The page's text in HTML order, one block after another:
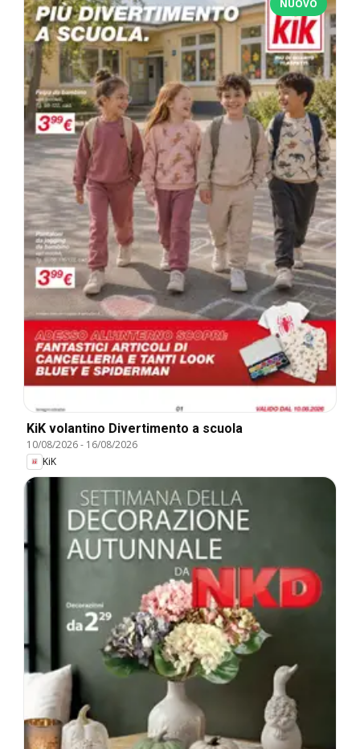
NUOVO
KiK volantino Divertimento a scuola
10/08/2026- 16/08/2026
KiK